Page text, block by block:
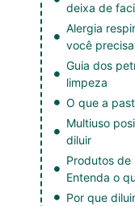
deixa de
Alergia
você
Guia dos
limpeza
O que a
Multiuso
diluir
Produtos de
Entenda o
Por que